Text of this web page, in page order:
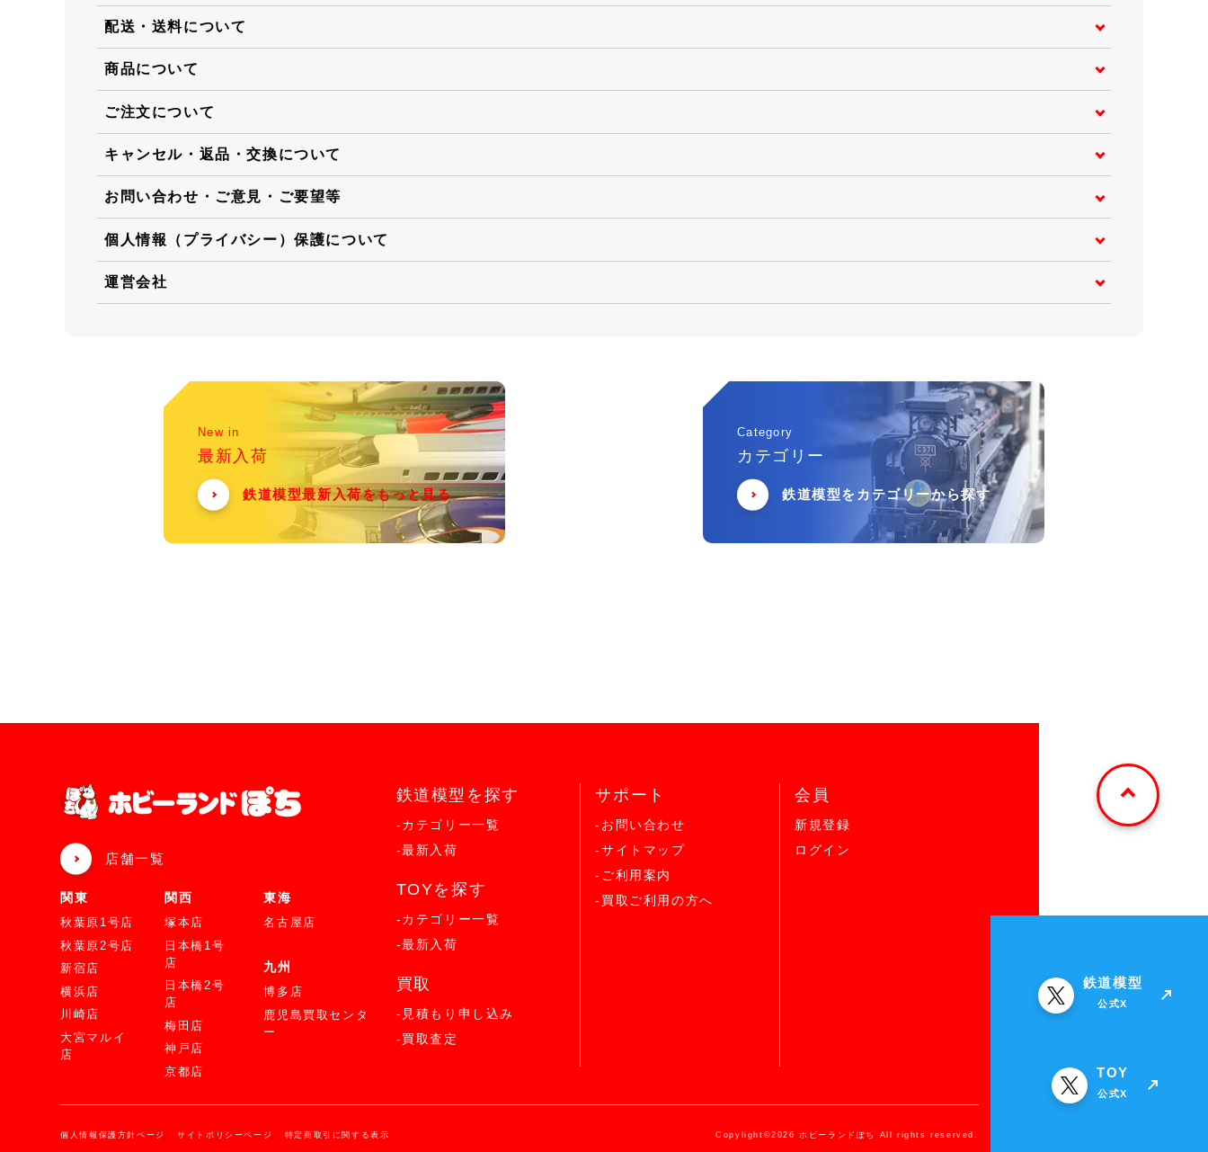
配送・送料について
商品について
ご注文について
キャンセル・返品・交換について
お問い合わせ・ご意見・ご要望等
個人情報（プライバシー）保護について
運営会社
New in
最新入荷
鉄道模型最新入荷をもっと見る
Category
カテゴリー
鉄道模型をカテゴリーから探す
店舗一覧
関東
秋葉原1号店
秋葉原2号店
新宿店
横浜店
川崎店
大宮マルイ
店
関西
塚本店
日本橋1号
店
日本橋2号
店
梅田店
神戸店
京都店
東海
名古屋店
九州
博多店
鹿児島買取センタ
ー
鉄道模型を探す
-カテゴリー一覧
-最新入荷
TOYを探す
-カテゴリー一覧
-最新入荷
買取
-見積もり申し込み
-買取査定
サポート
-お問い合わせ
-サイトマップ
-ご利用案内
-買取ご利用の方へ
会員
新規登録
ログイン
個人情報保護方針ページ サイトポリシーページ 特定商取引に関する表示 Copylight©2026 ホビーランドぽち All rights reserved.
鉄道模型
公式X
TOY
公式X